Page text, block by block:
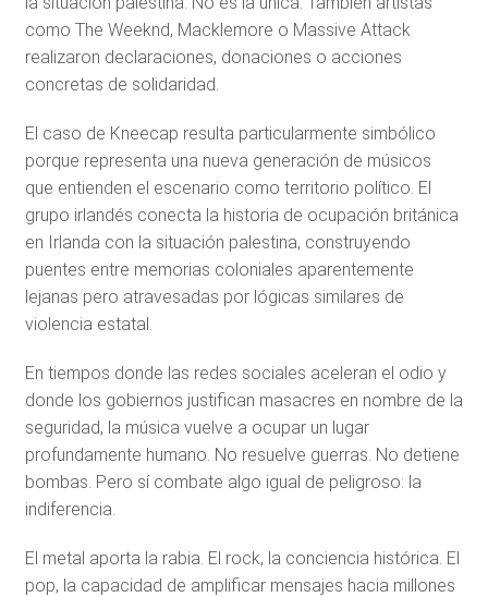
como The Weeknd, Macklemore o Massive Attack
realizaron declaraciones, donaciones o acciones
concretas de solidaridad.
El caso de Kneecap resulta particularmente simbólico
porque representa una nueva generación de músicos
que entienden el escenario como territorio político. El
grupo irlandés conecta la historia de ocupación británica
en Irlanda con la situación palestina, construyendo
puentes entre memorias coloniales aparentemente
lejanas pero atravesadas por lógicas similares de
violencia estatal.
En tiempos donde las redes sociales aceleran el odio y
donde los gobiernos justifican masacres en nombre de la
seguridad, la música vuelve a ocupar un lugar
profundamente humano. No resuelve guerras. No detiene
bombas. Pero sí combate algo igual de peligroso: la
indiferencia.
El metal aporta la rabia. El rock, la conciencia histórica. El
pop, la capacidad de amplificar mensajes hacia millones